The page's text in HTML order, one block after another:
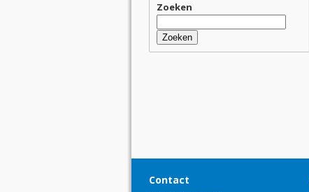
Zoeken
naar:
Contact